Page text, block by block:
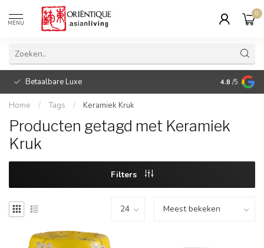
MENU
0
Betaalbare Luxe 4.8 /5
Home / Tags / Keramiek Kruk
Producten getagd met Keramiek
Kruk
Filters